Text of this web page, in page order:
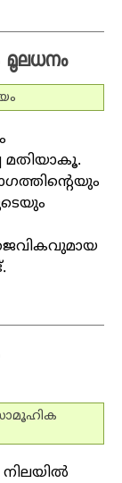
മൂലധനം
മതിയാകൂ.